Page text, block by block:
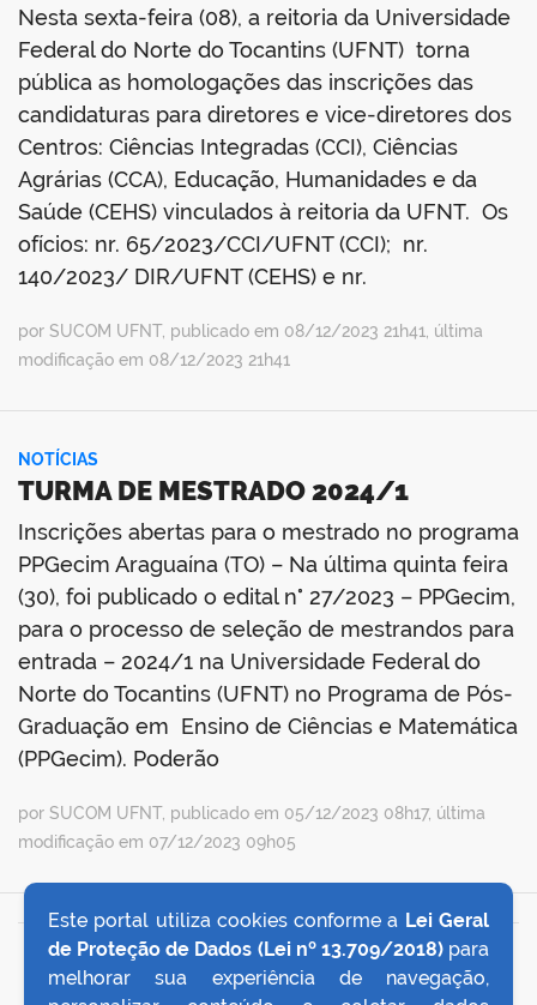
Nesta sexta-feira (08), a reitoria da Universidade
Federal do Norte do Tocantins (UFNT) torna
pública as homologações das inscrições das
candidaturas para diretores e vice-diretores dos
Centros: Ciências Integradas (CCI), Ciências
Agrárias (CCA), Educação, Humanidades e da
Saúde (CEHS) vinculados à reitoria da UFNT. Os
ofícios: nr. 65/2023/CCI/UFNT (CCI); nr.
140/2023/ DIR/UFNT (CEHS) e nr.
por SUCOM UFNT, publicado em 08/12/2023 21h41, última
modificação em 08/12/2023 21h41
NOTÍCIAS
TURMA DE MESTRADO 2024/1
Inscrições abertas para o mestrado no programa
PPGecim Araguaína (TO) – Na última quinta feira
(30), foi publicado o edital n° 27/2023 – PPGecim,
para o processo de seleção de mestrandos para
entrada – 2024/1 na Universidade Federal do
Norte do Tocantins (UFNT) no Programa de Pós-
Graduação em Ensino de Ciências e Matemática
(PPGecim). Poderão
por SUCOM UFNT, publicado em 05/12/2023 08h17, última
modificação em 07/12/2023 09h05
VOLTAR AO TOPO
Este portal utiliza cookies conforme a Lei Geral
de Proteção de Dados (Lei nº 13.709/2018)para
melhorar sua experiência de navegação,